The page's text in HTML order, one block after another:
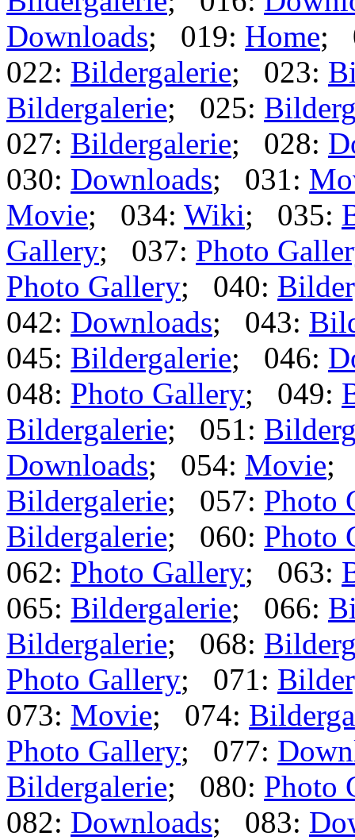
Downloads; 019: Home;
022: Bildergalerie; 023:
Bildergalerie; 025:
027: Bildergalerie; 028:
030: Downloads; 031:
Movie; 034: Wiki; 035:
Gallery; 037: Photo
Photo Gallery; 040:
042: Downloads; 043:
045: Bildergalerie; 046:
048: Photo Gallery; 049:
Bildergalerie; 051:
Downloads; 054: Movie;
Bildergalerie; 057: Photo
Bildergalerie; 060: Photo
062: Photo Gallery; 063:
065: Bildergalerie; 066:
Bildergalerie; 068:
Photo Gallery; 071:
073: Movie; 074:
Photo Gallery; 077:
Bildergalerie; 080: Photo
082: Downloads; 083: